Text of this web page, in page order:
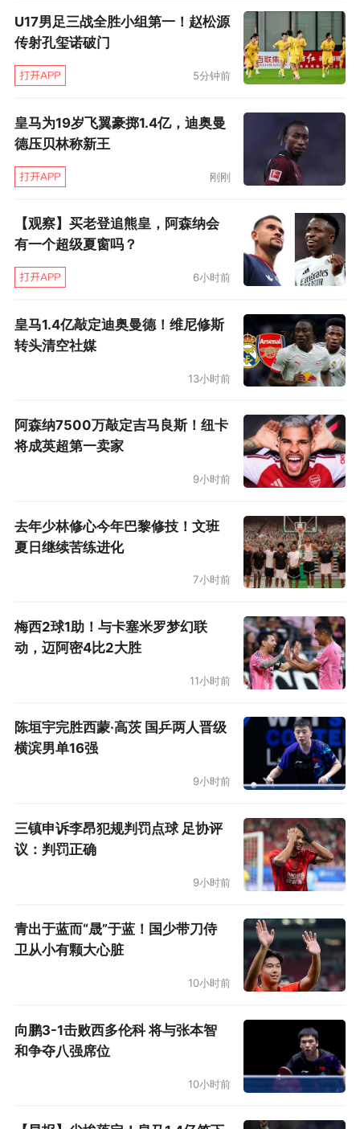
U17男足三战全胜小组第一！赵松源
传射孔玺诺破门
5分钟前
皇马为19岁飞翼豪掷1.4亿，迪奥曼
德压贝林称新王
刚刚
【观察】买老登追熊皇，阿森纳会
有一个超级夏窗吗？
6小时前
皇马1.4亿敲定迪奥曼德！维尼修斯
转头清空社媒
13小时前
阿森纳7500万敲定吉马良斯！纽卡
将成英超第一卖家
9小时前
去年少林修心今年巴黎修技！文班
夏日继续苦练进化
7小时前
梅西2球1助！与卡塞米罗梦幻联
动，迈阿密4比2大胜
11小时前
陈垣宇完胜西蒙·高茨 国乒两人晋级
横滨男单16强
9小时前
三镇申诉李昂犯规判罚点球 足协评
议：判罚正确
9小时前
青出于蓝而“晟”于蓝！国少带刀侍
卫从小有颗大心脏
10小时前
向鹏3-1击败西多伦科 将与张本智
和争夺八强席位
10小时前